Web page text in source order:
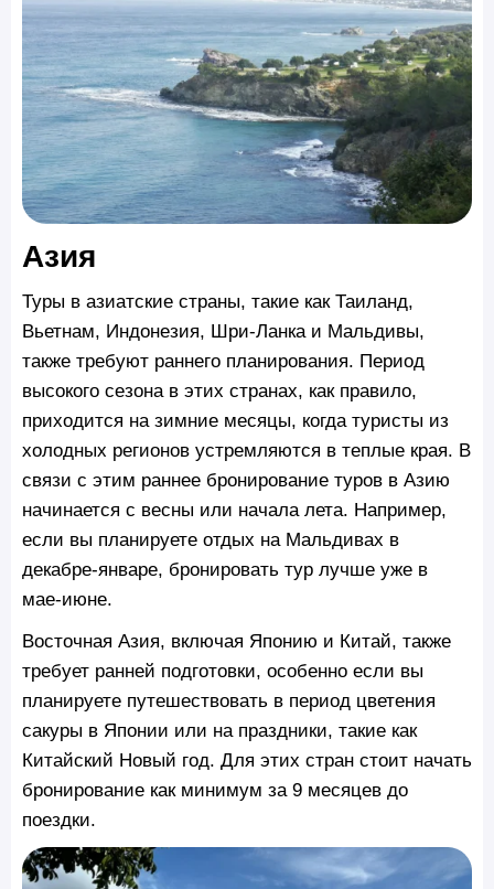
Азия
Туры в азиатские страны, такие как Таиланд,
Вьетнам, Индонезия, Шри-Ланка и Мальдивы,
также требуют раннего планирования. Период
высокого сезона в этих странах, как правило,
приходится на зимние месяцы, когда туристы из
холодных регионов устремляются в теплые края. В
связи с этим раннее бронирование туров в Азию
начинается с весны или начала лета. Например,
если вы планируете отдых на Мальдивах в
декабре-январе, бронировать тур лучше уже в
мае-июне.
Восточная Азия, включая Японию и Китай, также
требует ранней подготовки, особенно если вы
планируете путешествовать в период цветения
сакуры в Японии или на праздники, такие как
Китайский Новый год. Для этих стран стоит начать
бронирование как минимум за 9 месяцев до
поездки.